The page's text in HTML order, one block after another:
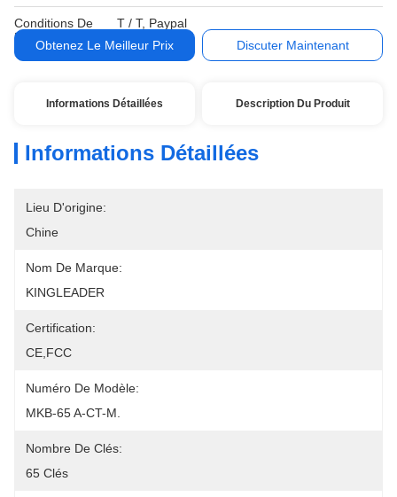
Conditions De
Paiement:
T / T, Paypal
Obtenez Le Meilleur Prix
Discuter Maintenant
Informations Détaillées Description Du Produit
Informations Détaillées
Lieu D'origine:
Chine
Nom De Marque:
KINGLEADER
Certification:
CE,FCC
Numéro De Modèle:
MKB-65 A-CT-M.
Nombre De Clés:
65 Clés